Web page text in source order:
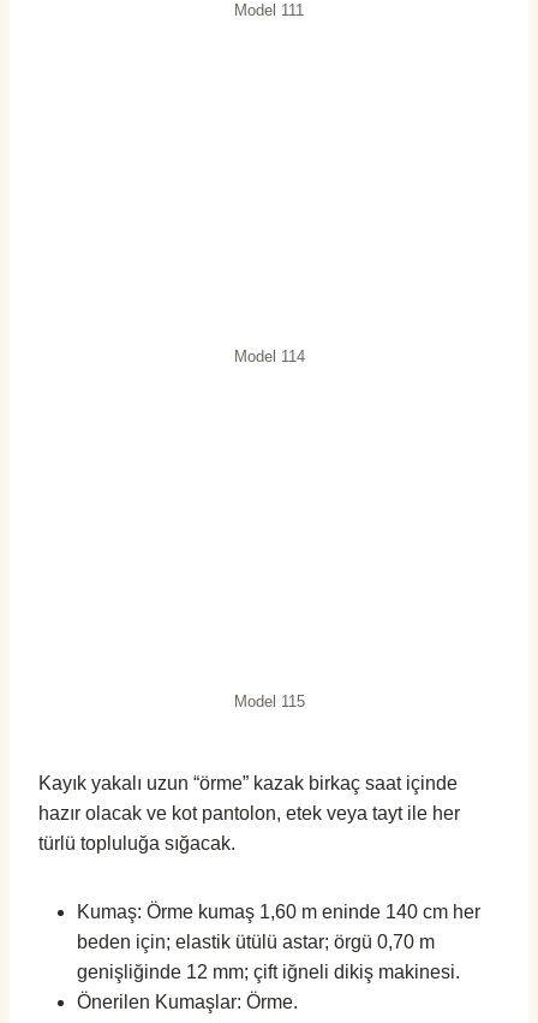
Model 111
Model 114
Model 115
Kayık yakalı uzun “örme” kazak birkaç saat içinde
hazır olacak ve kot pantolon, etek veya tayt ile her
türlü topluluğa sığacak.
Kumaş: Örme kumaş 1,60 m eninde 140 cm her
beden için; elastik ütülü astar; örgü 0,70 m
genişliğinde 12 mm; çift ​​iğneli dikiş makinesi.
Önerilen Kumaşlar: Örme.